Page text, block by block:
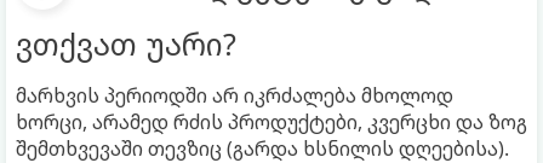
ვთქვათ უარი?
მარხვის პერიოდში არ იკრძალება მხოლოდ
ხორცი, არამედ რძის პროდუქტები, კვერცხი და ზოგ
შემთხვევაში თევზიც (გარდა ხსნილის დღეებისა).